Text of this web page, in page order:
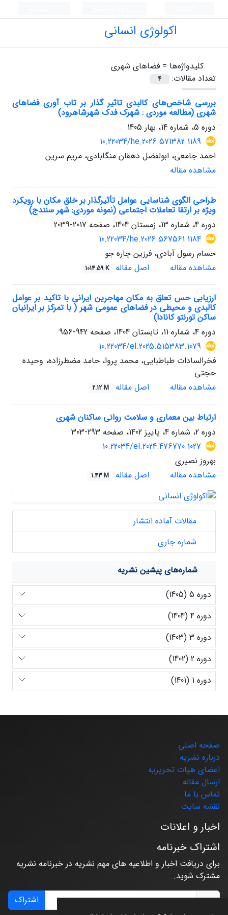
اکولوژی انسانی
کلیدواژه‌ها = فضاهای شهری
تعداد مقالات:
4
بررسی شاخص‌های کالبدی تاثیر گذار بر تاب آوری فضاهای
شهری (مطالعه موردی : شهرک فدک شهرشاهرود)
دوره 5، شماره 14، بهار 1405
10.22034/he.2026.571382.1189
احمد جامعی، ابولفضل دهقان منگابادی، مریم سرین
مشاهده مقاله
طراحی الگوی شناسایی عوامل تأثیرگذار بر خلق مکان با رویکرد
ویژه بر ارتقا تعاملات اجتماعی (نمونه موردی: شهر سنندج)
دوره 4، شماره 13، زمستان 1404، صفحه
2017-2039
10.22034/he.2026.567561.1184
حسام رسول آبادی، فرزین چاره جو
مشاهده مقاله
اصل مقاله 1014.59 K
ارزیابی حس تعلق به مکان مهاجرین ایرانی با تاکید بر عوامل
کالبدی و محیطی در فضاهای عمومی شهر ( با تمرکز بر ایرانیان
ساکن تورنتو کانادا)
دوره 4، شماره 11، تابستان 1404، صفحه
942-956
10.22034/el.2025.515383.1079
فخرالسادات طباطبایی، محمد پروا، حامد مضطرزاده، وحیده
حجتی
مشاهده مقاله
اصل مقاله 2.12 M
ارتباط بین معماری و سلامت روانی ساکنان شهری
دوره 2، شماره 4، پاییز 1402، صفحه
293-303
10.22034/el.2024.476770.1027
بهروز نصیری
مشاهده مقاله
اصل مقاله 1.43 M
مقالات آماده انتشار
شماره جاری
شماره‌های پیشین نشریه
دوره 5 (1405)
دوره 4 (1404)
دوره 3 (1403)
دوره 2 (1402)
دوره 1 (1401)
صفحه اصلی
درباره نشریه
اعضای هیات تحریریه
ارسال مقاله
تماس با ما
نقشه سایت
اخبار و اعلانات
اشتراک خبرنامه
برای دریافت اخبار و اطلاعیه های مهم نشریه در خبرنامه نشریه
مشترک شوید.
اشتراک